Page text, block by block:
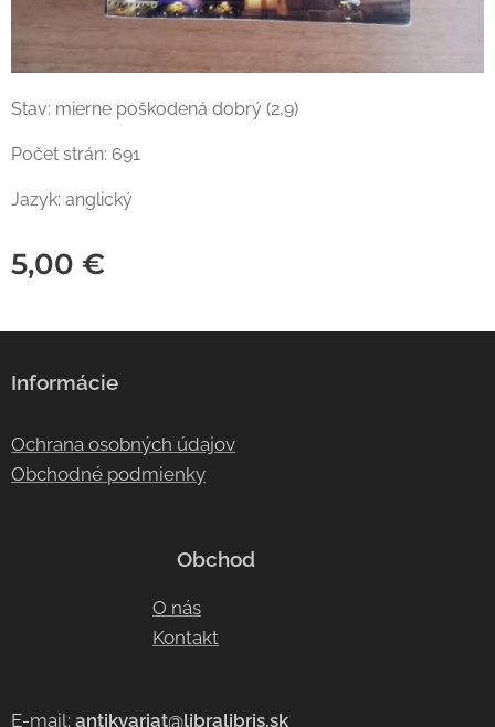
Stav: mierne poškodená dobrý (2,9)
Počet strán: 691
Jazyk: anglický
5,00 €
Informácie
Ochrana osobných údajov
Obchodné podmienky
Obchod
O nás
Kontakt
E-mail: antikvariat@libralibris.sk